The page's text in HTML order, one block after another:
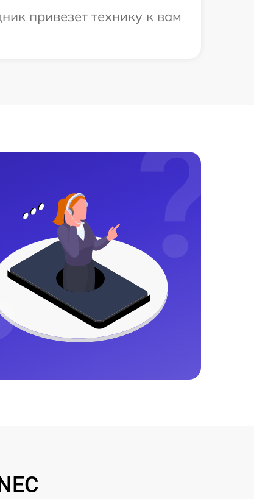
привезет технику к вам